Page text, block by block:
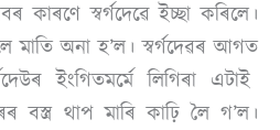
কাৰণে স্বৰ্গদেৱে ইচ্ছা কৰিলে।
মাতি অনা হ’ল। স্বৰ্গদেৱৰ আগত
ইংগিতমৰ্মে লিগিৰা এটাই
বস্ত্র থাপ মাৰি কাঢ়ি লৈ গ’ল।